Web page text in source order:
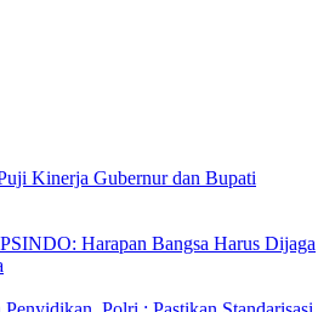
Kinerja Gubernur dan Bupati
Harapan Bangsa Harus Dijaga